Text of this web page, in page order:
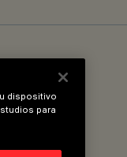
dispositivo
para